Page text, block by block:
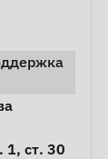
1, ст. 30